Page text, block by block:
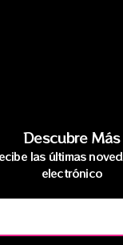
Descubre Más
las últimas
electrónico